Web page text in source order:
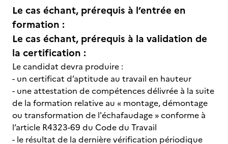
Le cas échant, prérequis à l’entrée en
formation :
Le cas échant, prérequis à la validation de
la certification :
Le candidat devra produire :
- un certificat d’aptitude au travail en hauteur
- une attestation de compétences délivrée à la suite
de la formation relative au « montage, démontage
ou transformation de l'échafaudage » conforme à
l’article R4323-69 du Code du Travail
- le résultat de la dernière vérification périodique